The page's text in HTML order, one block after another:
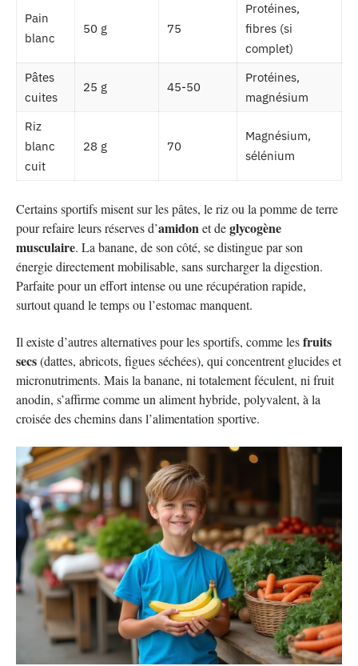
Pain
blanc
50 g 75
Protéines,
fibres (si
complet)
Pâtes
cuites
25 g 45-50
Protéines,
magnésium
Riz
blanc
cuit
28 g 70
Magnésium,
sélénium
Certains sportifs misent sur les pâtes, le riz ou la pomme de terre
pour refaire leurs réserves d’amidon et deglycogène
musculaire. La banane, de son côté, se distingue par son
énergie directement mobilisable, sans surcharger la digestion.
Parfaite pour un effort intense ou une récupération rapide,
surtout quand le temps ou l’estomac manquent.
Il existe d’autres alternatives pour les sportifs, comme lesfruits
secs(dattes, abricots, figues séchées), qui concentrent glucides et
micronutriments. Mais la banane, ni totalement féculent, ni fruit
anodin, s’affirme comme un aliment hybride, polyvalent, à la
croisée des chemins dans l’alimentation sportive.